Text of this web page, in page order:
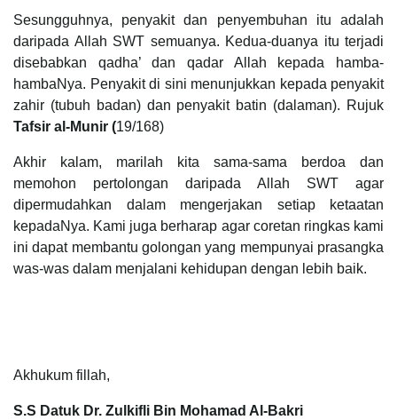
Sesungguhnya, penyakit dan penyembuhan itu adalah
daripada Allah SWT semuanya. Kedua-duanya itu terjadi
disebabkan qadha’ dan qadar Allah kepada hamba-
hambaNya. Penyakit di sini menunjukkan kepada penyakit
zahir (tubuh badan) dan penyakit batin (dalaman). Rujuk
Tafsir al-Munir (19/168)
Akhir kalam, marilah kita sama-sama berdoa dan
memohon pertolongan daripada Allah SWT agar
dipermudahkan dalam mengerjakan setiap ketaatan
kepadaNya. Kami juga berharap agar coretan ringkas kami
ini dapat membantu golongan yang mempunyai prasangka
was-was dalam menjalani kehidupan dengan lebih baik.
Akhukum fillah,
S.S Datuk Dr. Zulkifli Bin Mohamad Al-Bakri